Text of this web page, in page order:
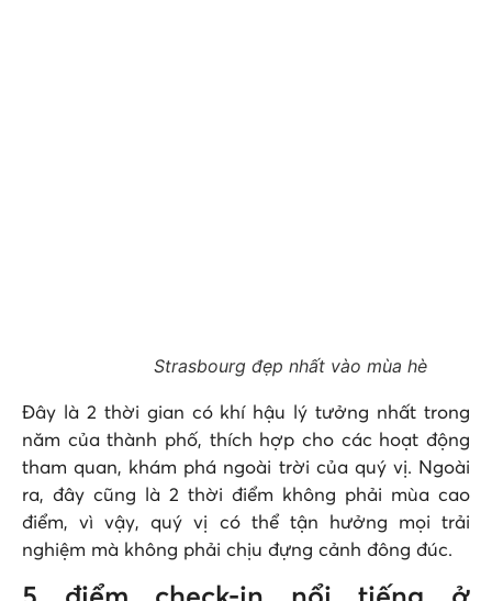
Strasbourg đẹp nhất vào mùa hè
Đây là 2 thời gian có khí hậu lý tưởng nhất trong
năm của thành phố, thích hợp cho các hoạt động
tham quan, khám phá ngoài trời của quý vị. Ngoài
ra, đây cũng là 2 thời điểm không phải mùa cao
điểm, vì vậy, quý vị có thể tận hưởng mọi trải
nghiệm mà không phải chịu đựng cảnh đông đúc.